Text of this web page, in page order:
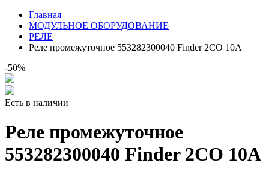
Главная
МОДУЛЬНОЕ ОБОРУДОВАНИЕ
РЕЛЕ
Реле промежуточное 553282300040 Finder 2CO 10A
-50%
Есть в наличии
Реле промежуточное
553282300040 Finder 2CO 10A